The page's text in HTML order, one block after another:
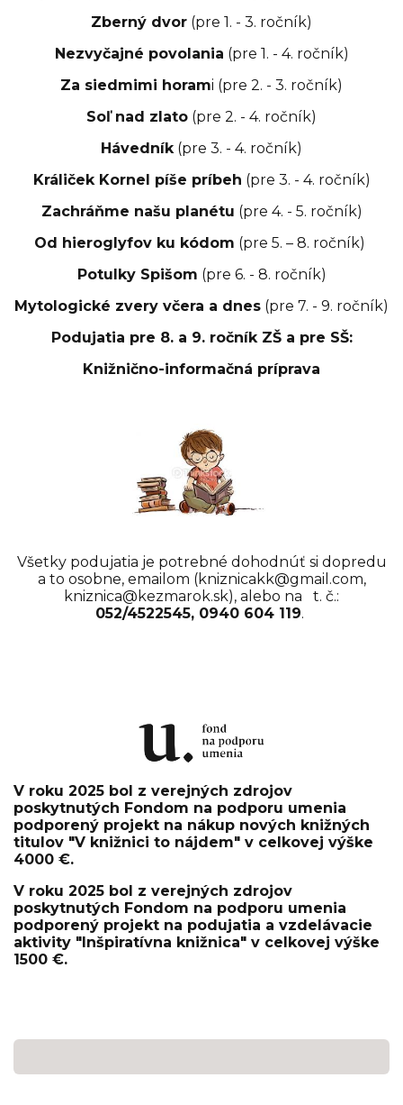
Zberný dvor (pre 1. - 3. ročník)
Nezvyčajné povolania (pre 1. - 4. ročník)
Za siedmimi horami (pre 2. - 3. ročník)
Soľ nad zlato (pre 2. - 4. ročník)
Hávedník(pre 3. - 4. ročník)
Králiček Kornel píše príbeh (pre 3. - 4. ročník)
Zachráňme našu planétu (pre 4. - 5. ročník)
Od hieroglyfov ku kódom (pre 5. – 8. ročník)
Potulky Spišom (pre 6. - 8. ročník)
Mytologické zvery včera a dnes (pre 7. - 9. ročník)
Podujatia pre 8. a 9. ročník ZŠ a pre SŠ:
Knižnično-informačná príprava
Všetky podujatia je potrebné dohodnúť si dopredu
a to osobne, emailom (kniznicakk@gmail.com,
kniznica@kezmarok.sk), alebo na t. č.:
052/4522545, 0940 604 119.
V roku 2025 bol z verejných zdrojov
poskytnutých Fondom na podporu umenia
podporený projekt na nákup nových knižných
titulov "V knižnici to nájdem" v celkovej výške
4000 €.
V roku 2025 bol z verejných zdrojov
poskytnutých Fondom na podporu umenia
podporený projekt na podujatia a vzdelávacie
aktivity "Inšpiratívna knižnica" v celkovej výške
1500 €.